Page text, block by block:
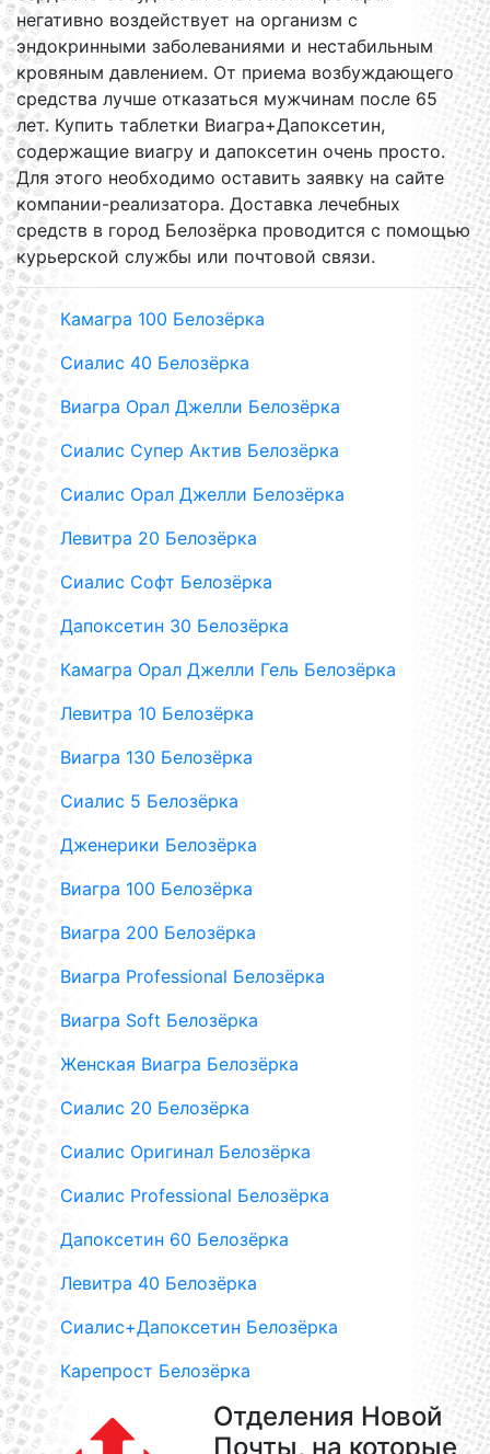
негативно воздействует на организм с
эндокринными заболеваниями и нестабильным
кровяным давлением. От приема возбуждающего
средства лучше отказаться мужчинам после 65
лет. Купить таблетки Виагра+Дапоксетин,
содержащие виагру и дапоксетин очень просто.
Для этого необходимо оставить заявку на сайте
компании-реализатора. Доставка лечебных
средств в город Белозёрка проводится с помощью
курьерской службы или почтовой связи.
Камагра 100 Белозёрка
Сиалис 40 Белозёрка
Виагра Орал Джелли Белозёрка
Сиалис Супер Актив Белозёрка
Сиалис Орал Джелли Белозёрка
Левитра 20 Белозёрка
Сиалис Софт Белозёрка
Дапоксетин 30 Белозёрка
Камагра Орал Джелли Гель Белозёрка
Левитра 10 Белозёрка
Виагра 130 Белозёрка
Сиалис 5 Белозёрка
Дженерики Белозёрка
Виагра 100 Белозёрка
Виагра 200 Белозёрка
Виагра Professional Белозёрка
Виагра Soft Белозёрка
Женская Виагра Белозёрка
Сиалис 20 Белозёрка
Сиалис Оригинал Белозёрка
Сиалис Professional Белозёрка
Дапоксетин 60 Белозёрка
Левитра 40 Белозёрка
Сиалис+Дапоксетин Белозёрка
Карепрост Белозёрка
Отделения Новой
Почты, на которые